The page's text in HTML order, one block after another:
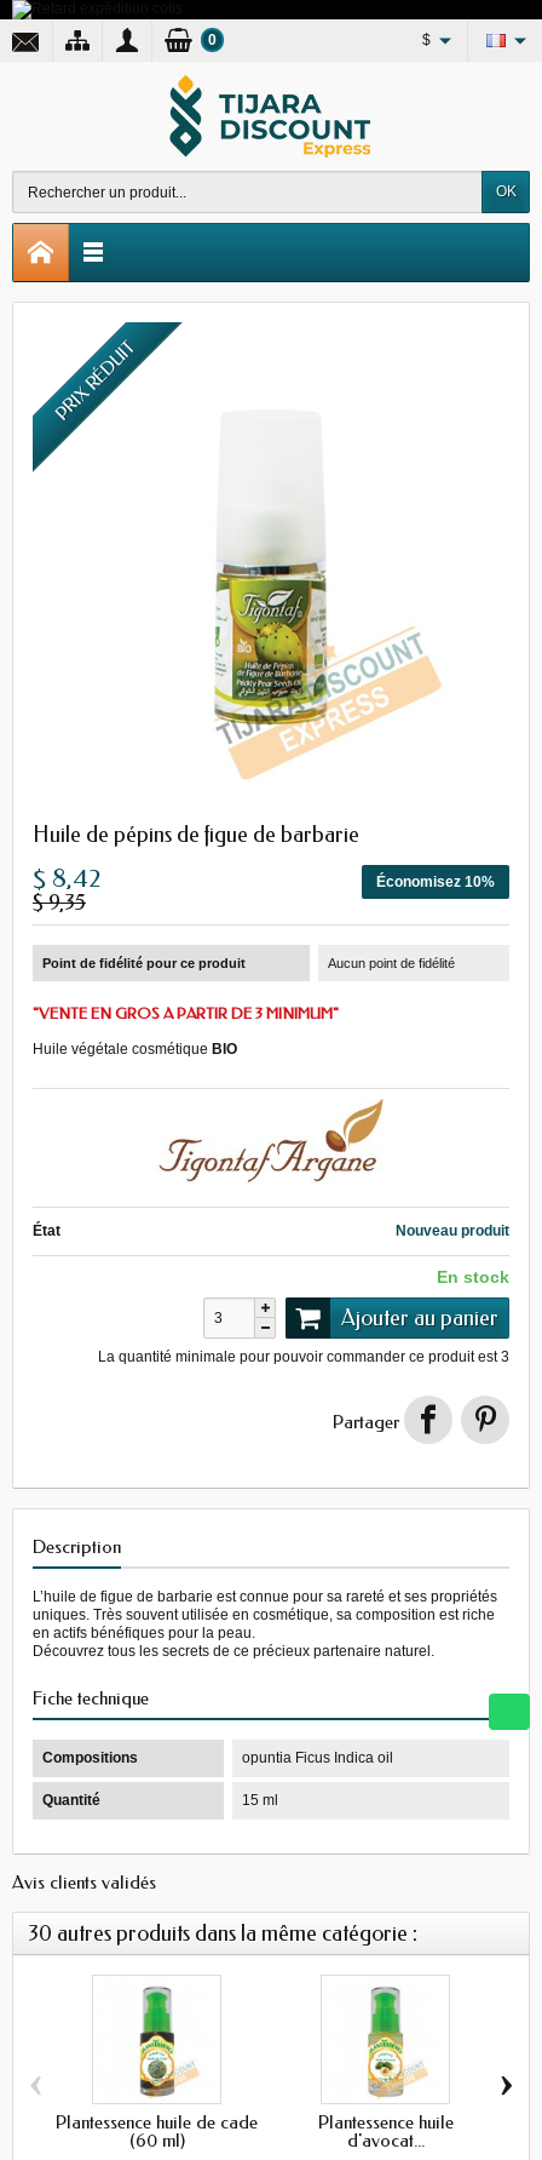
$
OK
0
PRIX RÉDUIT
Huile de pépins de figue de barbarie
Économisez 10%
$ 8,42
$ 9,35
Point de fidélité pour ce produit Aucun point de fidélité
"VENTE EN GROS A PARTIR DE 3 MINIMUM"
Huile végétale cosmétique BIO
État Nouveau produit
En stock
Ajouter au panier
La quantité minimale pour pouvoir commander ce produit est3
Partager
Description
L’huile de figue de barbarie est connue pour sa rareté et ses propriétés
uniques. Très souvent utilisée en cosmétique, sa composition est riche
en actifs bénéfiques pour la peau.
Découvrez tous les secrets de ce précieux partenaire naturel.
Fiche technique
Compositions opuntia Ficus Indica oil
Quantité 15 ml
Avis clients validés
30 autres produits dans la même catégorie :
Plantessence huile de cade
(60 ml)
Plantessence huile
d'avocat...
‹ ›